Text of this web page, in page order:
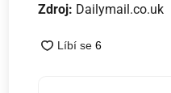
Zdroj: Dailymail.co.uk